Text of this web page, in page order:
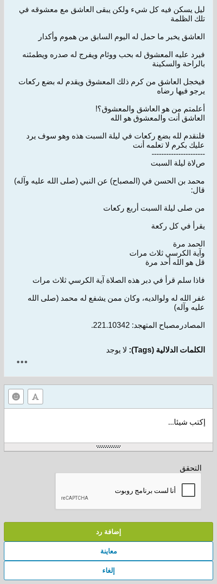
ليل يسكن فيه كل شيء ولكن يبقى العاشق مع معشوقه في
تلك الظلمة
العاشق يخبر ما حمل له اليوم السابق من هموم وأكدار
فيرد عليه المعشوق له بحب ووئام ويفرج له صدره ويطمئنه
بالراحة والسكينة
فيخجل العاشق من كرم ذلك المعشوق ويقدم له بضع ركعات
يرجو فيها رضاه
أعلمتم من هو العاشق والمعشوق؟!
العاشق أنت والمعشوق هو الله
فلنقدم لله بضع ركعات في ليلة السبت هذه وهو سوف يرد
عليك بكرم ﻻ تعلمه أنت
----------------------
صﻻة ليلة السبت
محمد بن الحسن في (المصباح) عن النبي (صلى الله عليه وآله)
قال:
من صلى ليلة السبت أربع ركعات
يقرأ في كل ركعة
الحمد مرة
وآية الكرسي ثلاث مرات
قل هو الله أحد مرة
فاذا سلم قرأ في دبر هذه الصلاة آية الكرسي ثلاث مرات
غفر الله له ولوالديه، وكان ممن يشفع له محمد (صلى الله
عليه وآله)
المصادرمصباح المتهجد: 221.10342.
الكلمات الدلالية (Tags): لا يوجد
إكتب شيئا...
التحقق
إضافة رد
معاينة
إلغاء